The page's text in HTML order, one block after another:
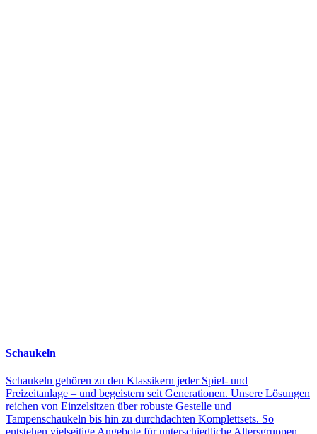
Schaukeln
Schaukeln gehören zu den Klassikern jeder Spiel- und
Freizeitanlage – und begeistern seit Generationen. Unsere Lösungen
reichen von Einzelsitzen über robuste Gestelle und
Tampenschaukeln bis hin zu durchdachten Komplettsets. So